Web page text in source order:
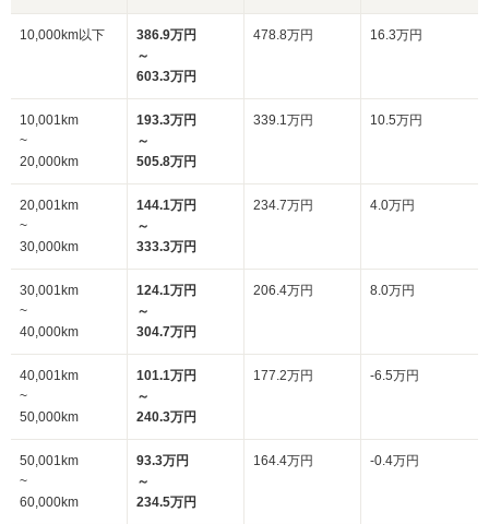
10,000km以下
386.9万円
～
603.3万円
478.8万円 16.3万円
10,001km
~
20,000km
193.3万円
～
505.8万円
339.1万円 10.5万円
20,001km
~
30,000km
144.1万円
～
333.3万円
234.7万円 4.0万円
30,001km
~
40,000km
124.1万円
～
304.7万円
206.4万円 8.0万円
40,001km
~
50,000km
101.1万円
～
240.3万円
177.2万円 -6.5万円
50,001km
~
60,000km
93.3万円
～
234.5万円
164.4万円 -0.4万円